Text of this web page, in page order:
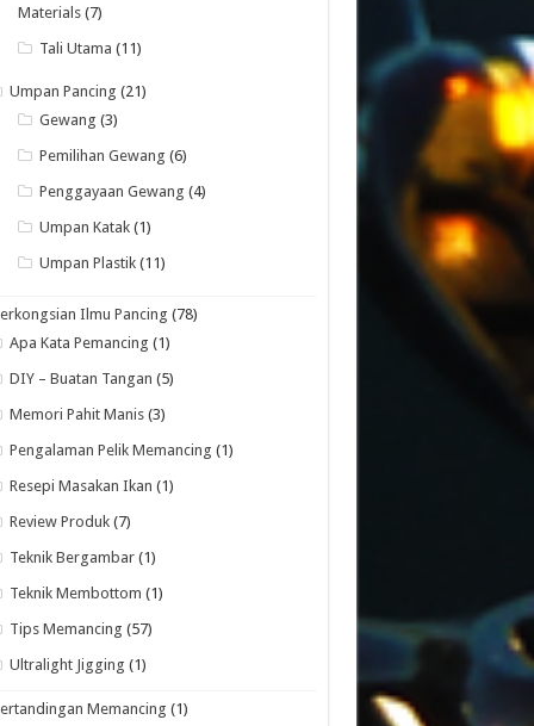
Materials(7)
Tali Utama (11)
Umpan Pancing (21)
Gewang (3)
Pemilihan Gewang (6)
Penggayaan Gewang (4)
Umpan Katak (1)
Umpan Plastik (11)
Ilmu Pancing (78)
Apa Kata Pemancing (1)
DIY – Buatan Tangan (5)
Memori Pahit Manis (3)
Pengalaman Pelik Memancing (1)
Resepi Masakan Ikan (1)
Review Produk (7)
Teknik Bergambar (1)
Teknik Membottom (1)
Tips Memancing (57)
Ultralight Jigging (1)
Memancing (1)